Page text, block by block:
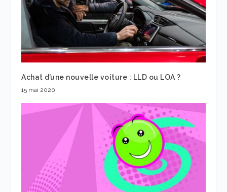
Achat d’une nouvelle voiture : LLD ou LOA ?
15 mai 2020